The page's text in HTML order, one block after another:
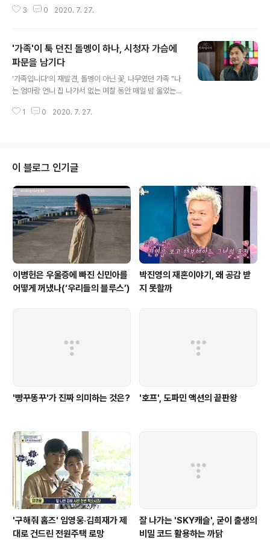
부분이었다. 하지만 지금껏 수많은 가족드라마들이 만들어
점에서 보면 는 그 흔치 않은 현재에도 지속 가능할 가족의
모습을 그려냈다는 점에서 특별한 가치를 지닌 드라마였
다. 는 '막연히 안다 생각했던 가족'의 모습에서 시작해, 다
양한 사건들을 겪으며 '사실은 잘 몰랐던 가족의 진짜 모
탕 위에 새로운 가족의 모습을 제시했다. 드라마가 제시한
3 0 2020. 7. 27.
'가족'이 툭 던진 돌멩이 하나, 시청자 가슴에
파문을 남기다
'가족입니다'의 재발견, 돌멩이 아닌 꽃, 나무였던 가족 "나
는 엄마랑 언니 집 나가서 없는 며칠 동안 매일 밤 울었는데
에서 은희(한예리)는 언니 은주(추자현)와 다투며 어린 시
도 안나. 그 때 나는 춥고 배고팠어. 근데 너는 새옷 입고 예
쁜 머리띠하고 아버지가 해주는 밥 먹고 있더라." 은희와 은
주는 가족이지만 서로를 잘 모른다. 아니 잘 알고 있다고 생
각하지만 사실은 모른다. 은희는 자신만 놔두고 언니랑 엄
마가 나갔다는 사실만 서운해하고, 은주는 그 날 엄마가 자
신을 데리고..
1 0 2020. 7. 27.
이 블로그 인기글
이병헌은 우울증에 빠진 신민아를
어떻게 꺼냈나(‘우리들의 블루스’)
박진영의 재혼이야기, 왜 공감 받
지 못할까
'빵꾸똥꾸'가 진짜 의미하는 것은? '호프', 도파민 액션의 끝판왕
'구해줘 홈즈' 임영웅·김희재가 제
대로 건드린 전원주택 로망
잘 나가는 'SKY캐슬', 굳이 출생의
비밀 코드 활용하는 까닭